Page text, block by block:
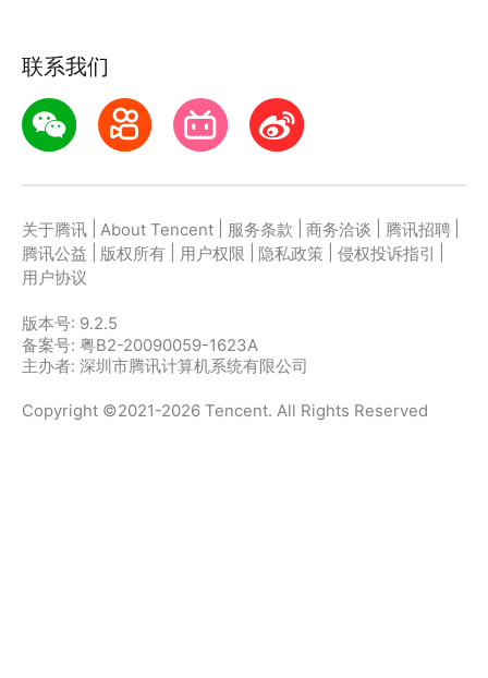
联系我们
关于腾讯 About Tencent 服务条款 商务洽谈 腾讯招聘
腾讯公益
版权所有 用户权限 隐私政策 侵权投诉指引
用户协议
版本号: 9.2.5
备案号: 粤B2-20090059-1623A
主办者: 深圳市腾讯计算机系统有限公司
Copyright ©2021-2026 Tencent. All Rights Reserved